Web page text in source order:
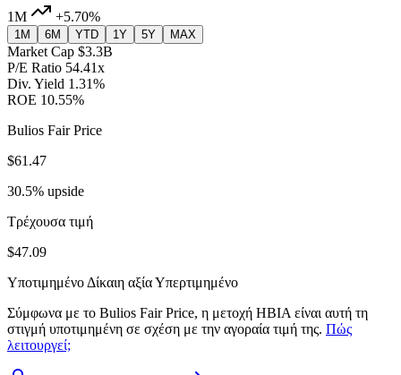
1M
+5.70%
1M 6M YTD 1Y 5Y MAX
Market Cap $3.3B
P/E Ratio 54.41x
Div. Yield 1.31%
ROE 10.55%
Bulios Fair Price
$61.47
30.5% upside
Τρέχουσα τιμή
$47.09
Υποτιμημένο Δίκαιη αξίαΥπερτιμημένο
Σύμφωνα με το Bulios Fair Price, η μετοχή HBIA είναι αυτή τη
στιγμή υποτιμημένη σε σχέση με την αγοραία τιμή της. Πώς
λειτουργεί;